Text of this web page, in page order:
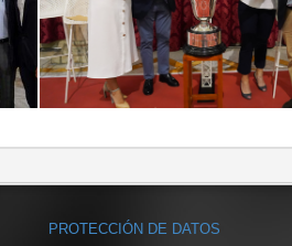
PROTECCIÓN DE DATOS